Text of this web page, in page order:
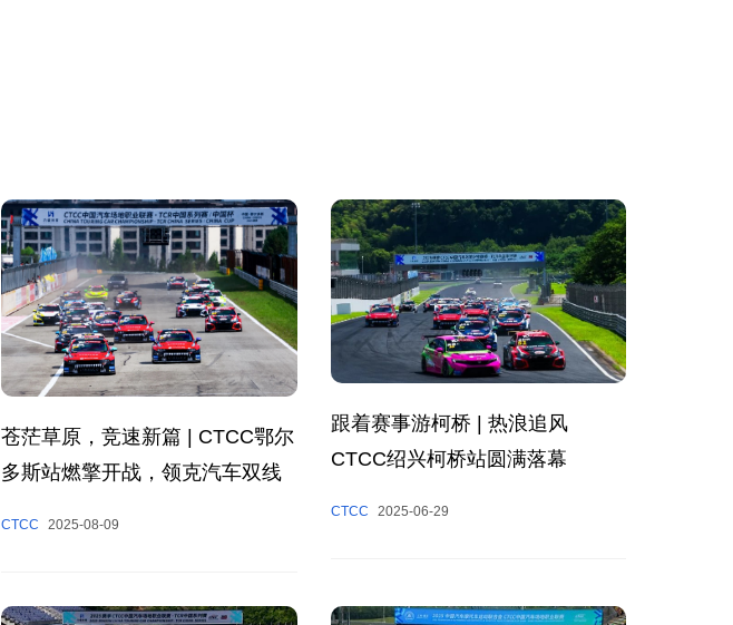
苍茫草原，竞速新篇 | CTCC鄂尔
多斯站燃擎开战，领克汽车双线
CTCC 2025-08-09
跟着赛事游柯桥 | 热浪追风
CTCC绍兴柯桥站圆满落幕
CTCC 2025-06-29